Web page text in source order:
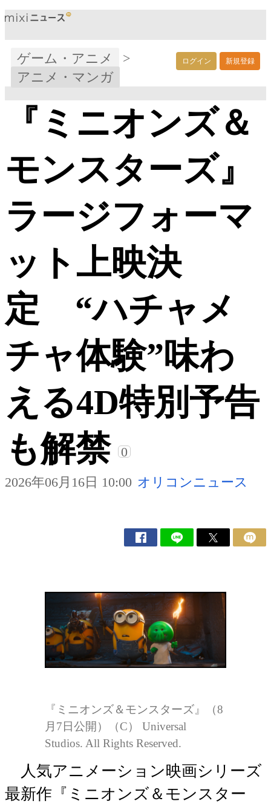
ログイン 新規登録
ゲーム・アニメ
>
アニメ・マンガ
『ミニオンズ＆
モンスターズ』
ラージフォーマ
ット上映決
定 “ハチャメ
チャ体験”味わ
える4D特別予告
も解禁
0
2026年06月16日 10:00 オリコンニュース
『ミニオンズ＆モンスターズ』（8
月7日公開）（C） Universal
Studios. All Rights Reserved.
人気アニメーション映画シリーズ
最新作『ミニオンズ＆モンスター